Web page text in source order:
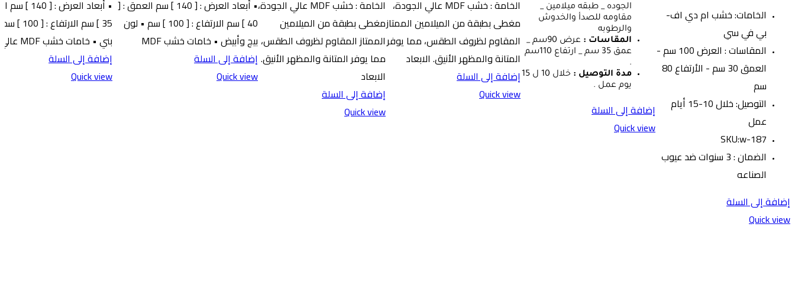
الخامات: خشب ام دي اف-
بي في سي
المقاسات : العرض 100 سم -
العمق 30 سم - الأرتفاع 80
سم
التوصيل: خلال 10-15 أيام
عمل
SKU:w-187
الضمان : 3 سنوات ضد عيوب
الصناعه
إضافة إلى السلة
Quick view
الجوده _ طبقه ميلامين _
مقاومه للصدأ والخدوش
والرطوبه
المقاسات :
عرض 90سم _
عمق 35 سم _ ارتفاع 110سم
.
مدة التوصيل :
خلال 10 ل 15
يوم عمل .
إضافة إلى السلة
Quick view
الخامة : خشب MDF عالي الجودة،
مغطى بطبقة من الميلامين الممتاز
المقاوم لظروف الطقس، مما يوفر
المتانة والمظهر الأنيق. الابعاد
إضافة إلى السلة
Quick view
الخامة : خشب MDF عالي الجودة،
مغطى بطبقة من الميلامين
الممتاز المقاوم لظروف الطقس،
مما يوفر المتانة والمظهر الأنيق.
الابعاد
إضافة إلى السلة
Quick view
• أبعاد العرض : [ 140 ] سم العمق : [
40 ] سم الارتفاع : [ 100 ] سم • لون
بيج وأبيض • خامات خشب MDF
إضافة إلى السلة
Quick view
• أبعاد العرض
35 ] سم
بني • خامات خشب MDF عالي
إضافة إلى السلة
Quick view